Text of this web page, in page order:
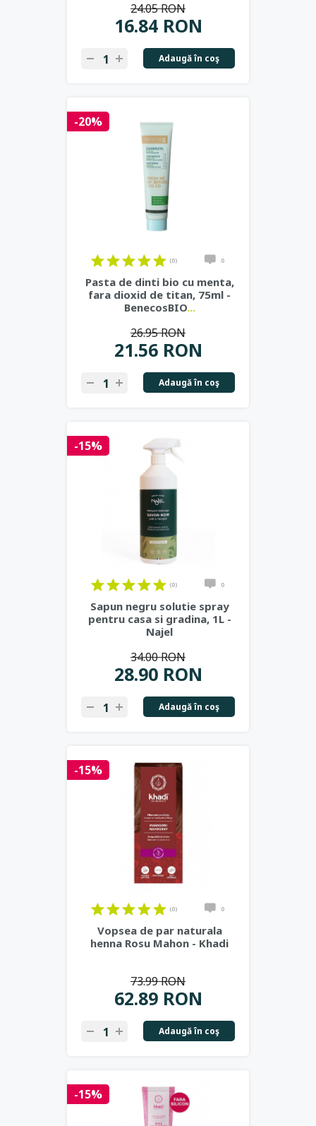
16.84 RON
24.05 RON
Adaugă în coş
-20%
(0) 0
Pasta de dinti bio cu menta,
fara dioxid de titan, 75ml -
BenecosBIO...
21.56 RON
26.95 RON
Adaugă în coş
-15%
(0) 0
Sapun negru solutie spray
pentru casa si gradina, 1L -
Najel
28.90 RON
34.00 RON
Adaugă în coş
-15%
(0) 0
Vopsea de par naturala
henna Rosu Mahon - Khadi
62.89 RON
73.99 RON
Adaugă în coş
-15%